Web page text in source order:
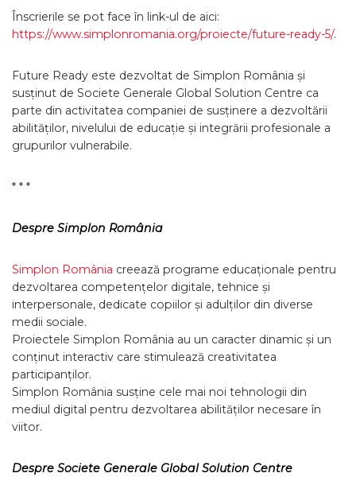
Înscrierile se pot face în link-ul de aici:
https://www.simplonromania.org/proiecte/future-ready-5/.
Future Ready este dezvoltat de Simplon România și
susținut de Societe Generale Global Solution Centre ca
parte din activitatea companiei de susținere a dezvoltării
abilităților, nivelului de educație și integrării profesionale a
grupurilor vulnerabile.
* * *
Despre Simplon România
Simplon România creează programe educaționale pentru
dezvoltarea competențelor digitale, tehnice și
interpersonale, dedicate copiilor și adulților din diverse
medii sociale.
Proiectele Simplon România au un caracter dinamic și un
conținut interactiv care stimulează creativitatea
participanților.
Simplon România susține cele mai noi tehnologii din
mediul digital pentru dezvoltarea abilităților necesare în
viitor.
Despre Societe Generale Global Solution Centre